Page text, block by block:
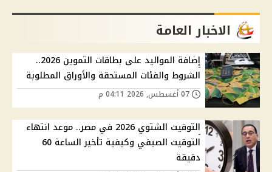
الاخبار العامة
إضافة المواليد على بطاقات التموين 2026..
الشروط والفئات المستحقة والأوراق المطلوبة
التوقيت الشتوي 2026 في مصر.. موعد انتهاء
التوقيت الصيفي وكيفية تأخير الساعة 60
دقيقة